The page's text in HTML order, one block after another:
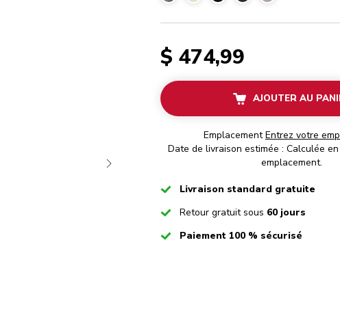
$ 474,99
AJOUTER AU
Emplacement Entrez votre
Date de livraison estimée : Calculée
emplacement.
CheckedLivraison standard gratuite
CheckedRetour gratuit sous 60 jours
CheckedPaiement 100 % sécurisé